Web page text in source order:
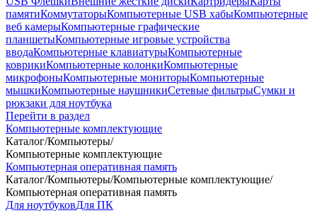
памятиКоммутаторыКомпьютерные USB хабыКомпьютерные
веб камерыКомпьютерные графические
планшетыКомпьютерные игровые устройства
вводаКомпьютерные клавиатурыКомпьютерные
коврикиКомпьютерные колонкиКомпьютерные
микрофоныКомпьютерные мониторыКомпьютерные
мышкиКомпьютерные наушникиСетевые фильтрыСумки и
рюкзаки для ноутбука
Перейти в раздел
Компьютерные комплектующие
Каталог/Компьютеры/
Компьютерные комплектующие
Компьютерная оперативная память
Каталог/Компьютеры/Компьютерные комплектующие/
Компьютерная оперативная память
Для ноутбуковДля ПК